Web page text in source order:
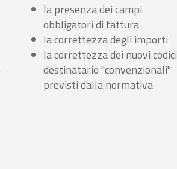
la presenza dei campi
obbligatori di fattura
la correttezza degli importi
la correttezza dei nuovi codici
destinatario "convenzionali"
previsti dalla normativa